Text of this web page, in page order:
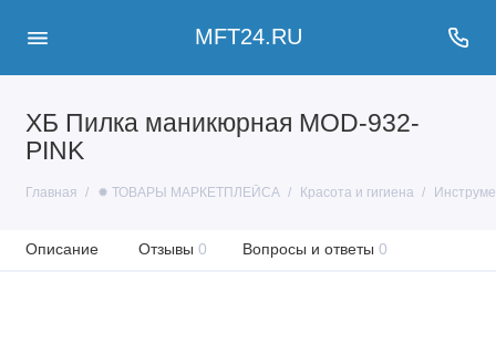
MFT24.RU
ХБ Пилка маникюрная MOD-932-
PINK
Главная ✹ ТОВАРЫ МАРКЕТПЛЕЙСА Красота и гигиена
Описание Отзывы 0 Вопросы и ответы 0